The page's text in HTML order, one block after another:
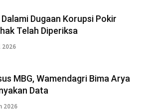
Dugaan Korupsi Pokir
Telah Diperiksa
2026
MBG, Wamendagri Bima Arya
Data
2026